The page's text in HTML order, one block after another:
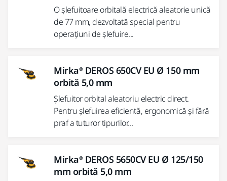
O șlefuitoare orbitală electrică aleatorie unică
de 77 mm, dezvoltată special pentru
operațiuni de șlefuire...
Mirka® DEROS 650CV EU Ø 150 mm
orbită 5,0 mm
Șlefuitor orbital aleatoriu electric direct.
Pentru șlefuirea eficientă, ergonomică și fără
praf a tuturor tipurilor...
Mirka® DEROS 5650CV EU Ø 125/150
mm orbită 5,0 mm